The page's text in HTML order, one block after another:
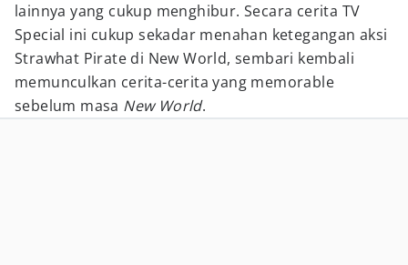
lainnya yang cukup menghibur. Secara cerita TV
Special ini cukup sekadar menahan ketegangan aksi
Strawhat Pirate di New World, sembari kembali
memunculkan cerita-cerita yang memorable
sebelum masa New World.